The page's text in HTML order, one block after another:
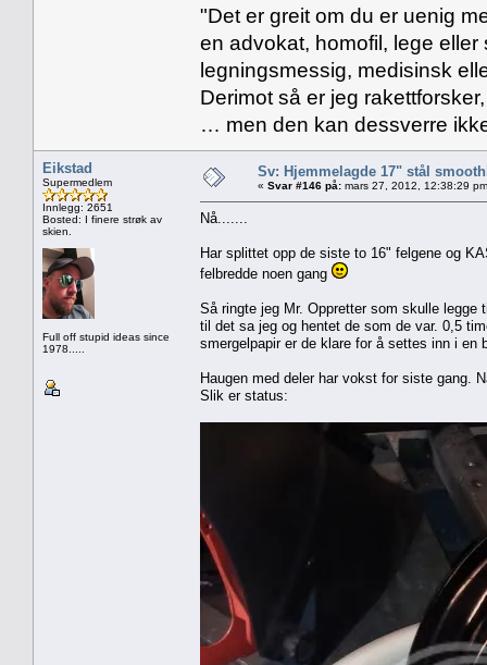
"Det er greit om du er uenig
en advokat, homofil, lege
legningsmessig, medisinsk
Derimot så er jeg
… men den kan dessverre
Eikstad
Supermedlem
Innlegg: 2651
Bosted: I finere strøk av
skien.
Full off stupid ideas since
1978.....
Sv: Hjemmelagde 17" stål
« Svar #146 på: mars 27, 2012, 12:38:29
Nå.......
Har splittet opp de siste to 16" felgene og
felbredde noen gang
Så ringte jeg Mr. Oppretter som skulle legge
til det sa jeg og hentet de som de var. 0,5
smergelpapir er de klare for å settes inn i en
Haugen med deler har vokst for siste gang.
Slik er status: